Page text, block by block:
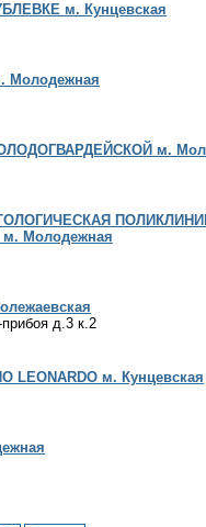
м. Кунцевская
Молодежная
м.
Молодежная
д.3 к.2
м. Кунцевская